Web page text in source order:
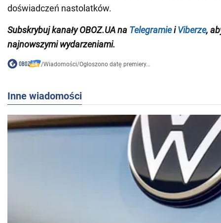
doświadczeń nastolatków.
Subskrybuj kanały OBOZ.UA na TelegramieiViberze,
najnowszymi wydarzeniami.
/Wiadomości/Ogłoszono datę premiery...
Inne wiadomości